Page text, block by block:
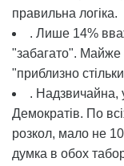
правильна логіка.
. Лише 14%
"забагато".
"приблизно
. Надзвичайна,
Демократів. По
розкол, мало не
думка в обох